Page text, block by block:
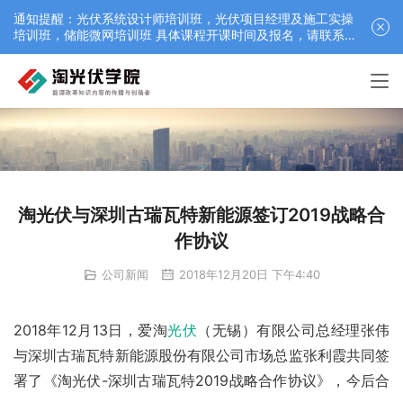
淘光伏与深圳古瑞瓦特新能源签订2019战略合
作协议
公司新闻 2018年12月20日 下午4:40
2018年12月13日，爱淘光伏 （无锡）有限公司总经理张伟
与深圳古瑞瓦特新能源股份有限公司市场总监张利霞共同签
署了《淘光伏-深圳古瑞瓦特2019战略合作协议》，今后合
通知提醒：光伏系统设计师培训班，光伏项目经理及施工实操
培训班，储能微网培训班 具体课程开课时间及报名，请联系仲
老师 18052542359（微信）最新：12月25日江苏苏州零碳园
区虚拟电厂课程